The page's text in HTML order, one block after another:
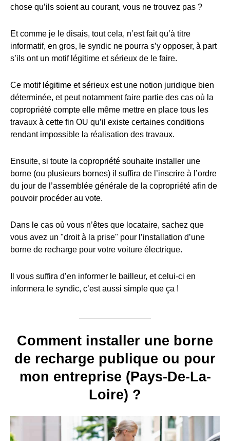
chose qu’ils soient au courant, vous ne trouvez pas ?
Et comme je le disais, tout cela, n’est fait qu’à titre
informatif, en gros, le syndic ne pourra s’y opposer, à part
s’ils ont un motif légitime et sérieux de le faire.
Ce motif légitime et sérieux est une notion juridique bien
déterminée, et peut notamment faire partie des cas où la
copropriété compte elle même mettre en place tous les
travaux à cette fin OU qu’il existe certaines conditions
rendant impossible la réalisation des travaux.
Ensuite, si toute la copropriété souhaite installer une
borne (ou plusieurs bornes) il suffira de l’inscrire à l’ordre
du jour de l’assemblée générale de la copropriété afin de
pouvoir procéder au vote.
Dans le cas où vous n’êtes que locataire, sachez que
vous avez un "droit à la prise" pour l’installation d’une
borne de recharge pour votre voiture électrique.
Il vous suffira d’en informer le bailleur, et celui-ci en
informera le syndic, c’est aussi simple que ça !
Comment installer une borne
de recharge publique ou pour
mon entreprise (Pays-De-La-
Loire) ?